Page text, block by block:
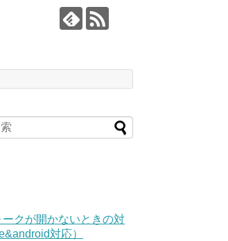
ークが開かないときの対
対応）